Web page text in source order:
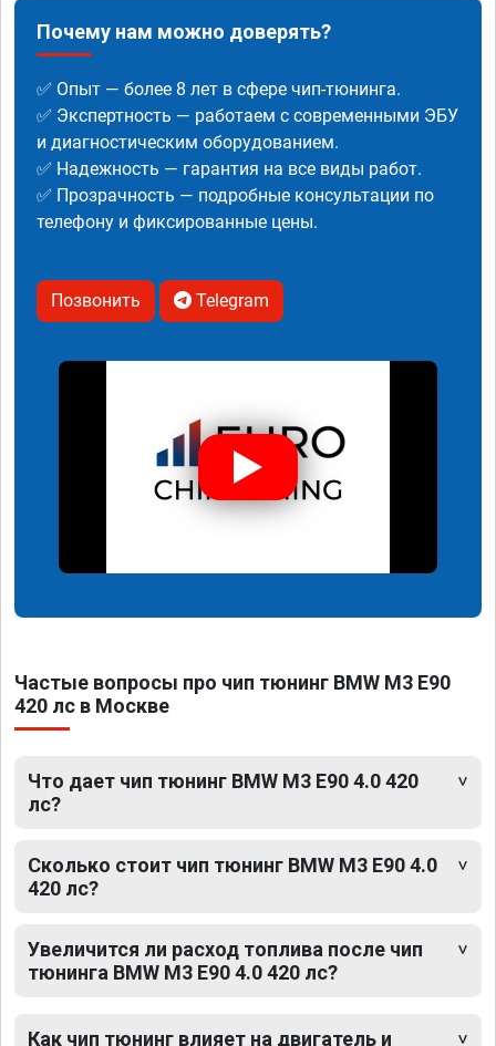
Почему нам можно доверять?
✅ Опыт — более 8 лет в сфере чип-тюнинга.
✅ Экспертность — работаем с современными ЭБУ
и диагностическим оборудованием.
✅ Надежность — гарантия на все виды работ.
✅ Прозрачность — подробные консультации по
телефону и фиксированные цены.
Позвонить Telegram
Частые вопросы про чип тюнинг BMW M3 E90
420 лс в Москве
Что дает чип тюнинг BMW M3 E90 4.0 420
лс?
Сколько стоит чип тюнинг BMW M3 E90 4.0
420 лс?
Увеличится ли расход топлива после чип
тюнинга BMW M3 E90 4.0 420 лс?
Как чип тюнинг влияет на двигатель и